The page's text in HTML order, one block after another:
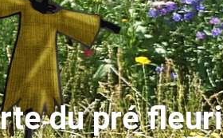
du pré fleuri